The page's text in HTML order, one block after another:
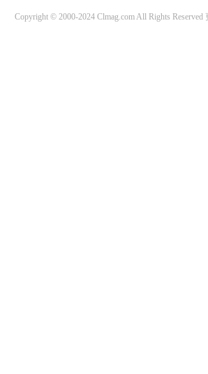
Copyright © 2000-2024 Clmag.com All Rights Reserved